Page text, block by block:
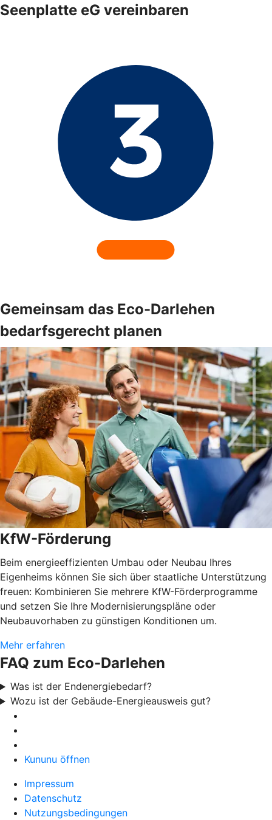
Seenplatte eG vereinbaren
Gemeinsam das Eco-Darlehen
bedarfsgerecht planen
KfW-Förderung
Beim energieeffizienten Umbau oder Neubau Ihres
Eigenheims können Sie sich über staatliche Unterstützung
freuen: Kombinieren Sie mehrere KfW-Förderprogramme
und setzen Sie Ihre Modernisierungspläne oder
Neubauvorhaben zu günstigen Konditionen um.
Mehr erfahren
FAQ zum Eco-Darlehen
Was ist der Endenergiebedarf?
Wozu ist der Gebäude-Energieausweis gut?
Kununu öffnen
Impressum
Datenschutz
Nutzungsbedingungen